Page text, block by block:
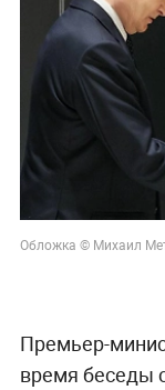
Обложка © Михаил
Премьер-
время беседы